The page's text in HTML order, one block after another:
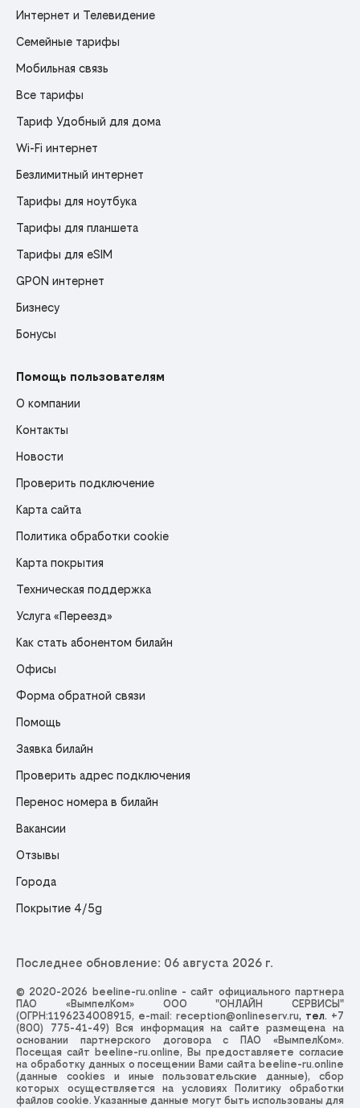
Интернет и Телевидение
Семейные тарифы
Мобильная связь
Все тарифы
Тариф Удобный для дома
Wi-Fi интернет
Безлимитный интернет
Тарифы для ноутбука
Тарифы для планшета
Тарифы для eSIM
GPON интернет
Бизнесу
Бонусы
Помощь пользователям
О компании
Контакты
Новости
Проверить подключение
Карта сайта
Политика обработки cookie
Карта покрытия
Техническая поддержка
Услуга «Переезд»
Как стать абонентом билайн
Офисы
Форма обратной связи
Помощь
Заявка билайн
Проверить адрес подключения
Перенос номера в билайн
Вакансии
Отзывы
Города
Покрытие 4/5g
Последнее обновление: 06 августа 2026 г.
© 2020-2026 beeline-ru.online - сайт официального партнера
ПАО «ВымпелКом» ООО "ОНЛАЙН СЕРВИСЫ"
(ОГРН:1196234008915, e-mail: reception@onlineserv.ru, тел. +7
(800) 775-41-49) Вся информация на сайте размещена на
основании партнерского договора с ПАО «ВымпелКом».
Посещая сайт beeline-ru.online, Вы предоставляете согласие
на обработку данных о посещении Вами сайта beeline-ru.online
(данные cookies и иные пользовательские данные), сбор
которых осуществляется на условиях
Политику обработки
файлов cookie. Указанные данные могут быть использованы для